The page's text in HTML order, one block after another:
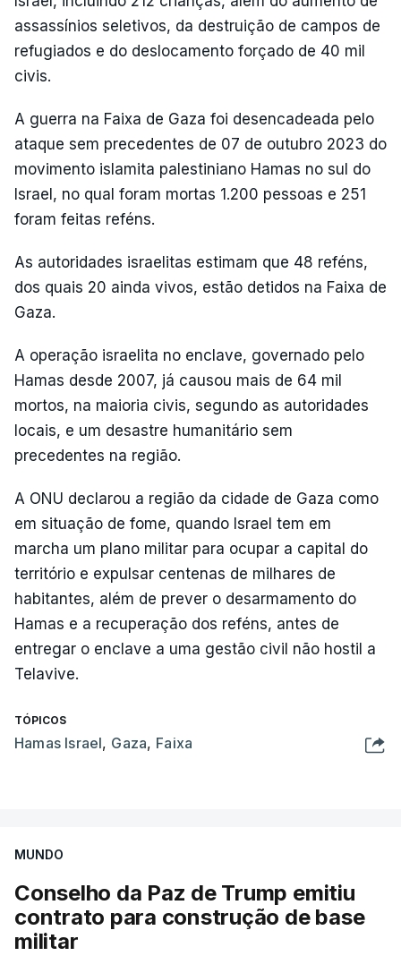
assassínios seletivos, da destruição de campos de
refugiados e do deslocamento forçado de 40 mil
civis.
A guerra na Faixa de Gaza foi desencadeada pelo
ataque sem precedentes de 07 de outubro 2023 do
movimento islamita palestiniano Hamas no sul do
Israel, no qual foram mortas 1.200 pessoas e 251
foram feitas reféns.
As autoridades israelitas estimam que 48 reféns,
dos quais 20 ainda vivos, estão detidos na Faixa de
Gaza.
A operação israelita no enclave, governado pelo
Hamas desde 2007, já causou mais de 64 mil
mortos, na maioria civis, segundo as autoridades
locais, e um desastre humanitário sem
precedentes na região.
A ONU declarou a região da cidade de Gaza como
em situação de fome, quando Israel tem em
marcha um plano militar para ocupar a capital do
território e expulsar centenas de milhares de
habitantes, além de prever o desarmamento do
Hamas e a recuperação dos reféns, antes de
entregar o enclave a uma gestão civil não hostil a
Telavive.
TÓPICOS
Hamas Israel, Gaza, Faixa
MUNDO
Conselho da Paz de Trump emitiu
contrato para construção de base
militar